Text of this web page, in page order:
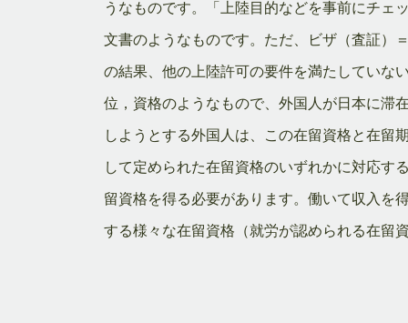
うなものです。「上陸目的などを事前にチェ
文書のようなものです。ただ、ビザ（査証）
の結果、他の上陸許可の要件を満たしていな
位，資格のようなもので、外国人が日本に滞
しようとする外国人は、この在留資格と在留
して定められた在留資格のいずれかに対応す
留資格を得る必要があります。働いて収入を
する様々な在留資格（就労が認められる在留